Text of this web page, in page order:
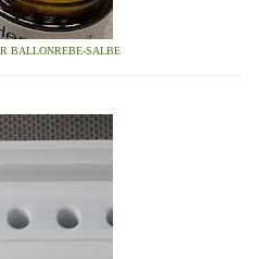
BALLONREBE-SALBE